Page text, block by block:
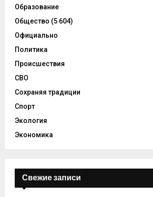
Образование
Общество (5 604)
Официально
Политика
Происшествия
СВО
Сохраняя традиции
Спорт
Экология
Экономика
Свежие записи